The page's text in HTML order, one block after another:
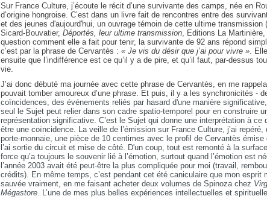
Sur France Culture, j’écoute le récit d’une survivante des camps, née en
d’origine hongroise. C’est dans un livre fait de rencontres entre des
et des jeunes d'aujourd'hui, un ouvrage témoin de cette ultime transmission
Sicard-Bouvatier, Déportés, leur ultime transmission , Editions La
question comment elle a fait pour tenir, la survivante de 92 ans répond
c’est par la phrase de Cervantès : « Je vis du désir que j’ai pour vivre » .
ensuite que l’indifférence est ce qu’il y a de pire, et qu’il faut, par-dessus
vie.
J’ai donc débuté ma journée avec cette phrase de Cervantès, en me
pouvait tomber amoureux d’une phrase. Et puis, il y a les synchronicités -
coïncidences, des événements reliés par hasard d'une manière
seul le Sujet peut relier dans son cadre spatio-temporel pour en construire
représentation significative. C’est le Sujet qui donne une interprétation à ce
être une coïncidence. La veille de l’émission sur France Culture, j’ai repéré,
porte-monnaie, une pièce de 10 centimes avec le profil de Cervantès émise
l’ai sortie du circuit et mise de côté. D'un coup, tout est remonté à la
force qu’a toujours le souvenir lié à l’émotion, surtout quand l’émotion est
l’année 2003 avait été peut-être la plus compliquée pour moi (travail,
crédits). En même temps, c’est pendant cet été caniculaire que mon esprit
sauvée vraiment, en me faisant acheter deux volumes de Spinoza chez
Mégastore . L’une de mes plus belles expériences intellectuelles et